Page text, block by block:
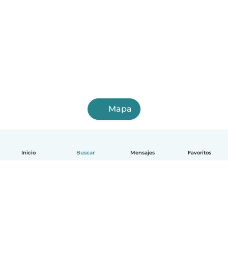
Inicio Buscar Mensajes Favoritos
Mapa